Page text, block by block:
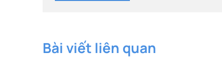
Bài viết liên quan